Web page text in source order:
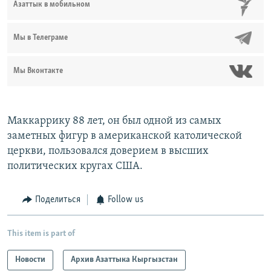
Азаттык в мобильном
Мы в Телеграме
Мы Вконтакте
Маккаррику 88 лет, он был одной из самых
заметных фигур в американской католической
церкви, пользовался доверием в высших
политических кругах США.
Поделиться Follow us
This item is part of
Новости Архив Азаттыка Кыргызстан